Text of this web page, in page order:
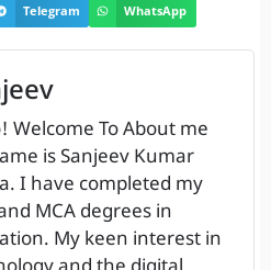
Telegram WhatsApp
Welcome To About me
is Sanjeev Kumar
I have completed my
MCA degrees in
My keen interest in